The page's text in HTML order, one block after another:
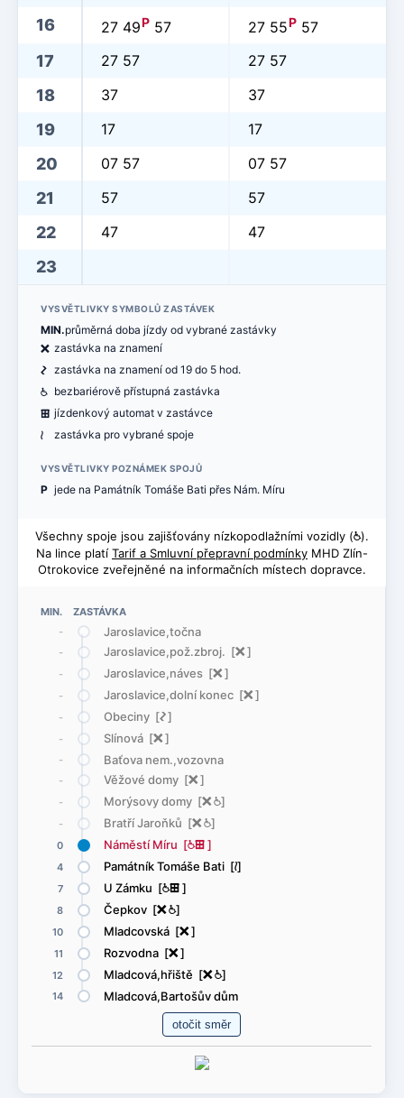
MIN. ZASTÁVKA
-
Jaroslavice,točna
- Jaroslavice,pož.zbroj. [ë]
- Jaroslavice,náves [ë]
- Jaroslavice,dolní konec [ë]
- Obeciny [ó]
- Slínová [ë]
- Baťova nem.,vozovna
- Věžové domy [ë]
- Morýsovy domy [ë@]
- Bratří Jaroňků [ë@]
0 Náměstí Míru [@æ]
4 Památník Tomáše Bati [<]
7 U Zámku [@æ]
8 Čepkov [ë@]
10 Mladcovská [ë]
11 Rozvodna [ë]
12 Mladcová,hřiště [ë@]
14 Mladcová,Bartošův dům
16 27 49P 57 27 55P 57
17 27 57 27 57
18 37 37
19 17 17
20 07 57 07 57
21 57 57
22 47 47
23
VYSVĚTLIVKY SYMBOLŮ ZASTÁVEK
MIN.průměrná doba jízdy od vybrané zastávky
ë zastávka na znamení
ó zastávka na znamení od 19 do 5 hod.
@ bezbariérově přístupná zastávka
æ jízdenkový automat v zastávce
< zastávka pro vybrané spoje
VYSVĚTLIVKY POZNÁMEK SPOJŮ
P jede na Památník Tomáše Bati přes Nám. Míru
Všechny spoje jsou zajišťovány nízkopodlažními vozidly (@).
Na lince platí Tarif a Smluvní přepravní podmínky MHD Zlín-
Otrokovice zveřejněné na informačních místech dopravce.